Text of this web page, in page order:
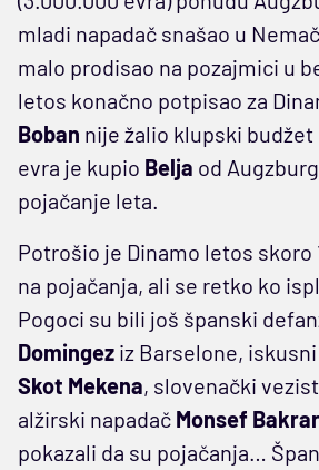
mladi napadač snašao u
malo prodisao na pozajmici u
letos konačno potpisao za
Boban nije žalio klupski budžet
evra je kupio Belja od
pojačanje leta.
Potrošio je Dinamo letos skoro
na pojačanja, ali se retko ko
Pogoci su bili još španski
Domingez iz Barselone,
Skot Mekena, slovenački
alžirski napadač Monsef Bakrar
pokazali da su pojačanja…